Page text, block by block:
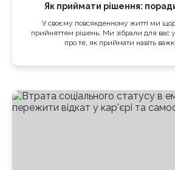
Як приймати рішення:
У своєму повсякденному житті ми
прийняттям рішень. Ми зібрали для вас
про те, як приймати навіть